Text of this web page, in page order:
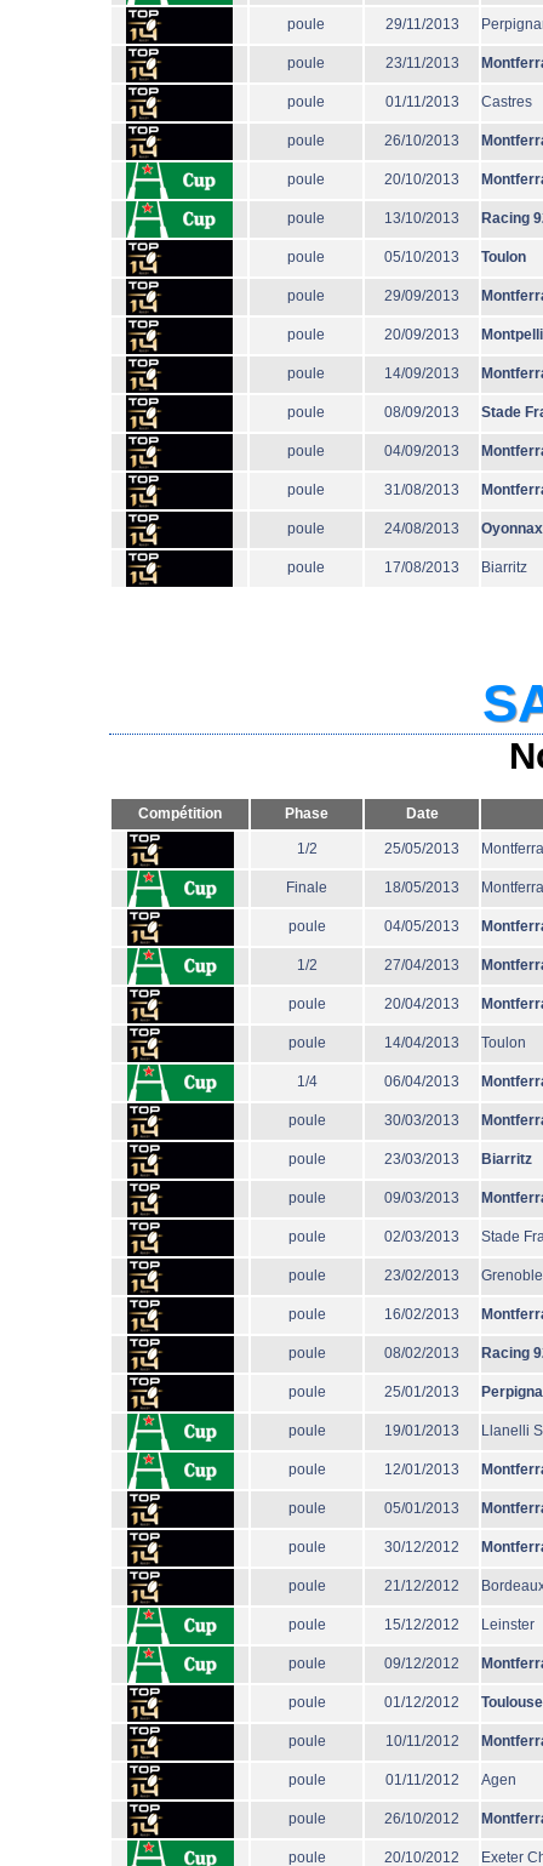
poule 29/11/2013
poule 23/11/2013
poule 01/11/2013 Castres
poule 26/10/2013
poule 20/10/2013
poule 13/10/2013 Racing
poule 05/10/2013 Toulon
poule 29/09/2013
poule 20/09/2013
poule 14/09/2013
poule 08/09/2013 Stade
poule 04/09/2013
poule 31/08/2013
poule 24/08/2013 Oyonnax
poule 17/08/2013 Biarritz
Compétition Phase Date
1/2 25/05/2013
Finale 18/05/2013
poule 04/05/2013
1/2 27/04/2013
poule 20/04/2013
poule 14/04/2013 Toulon
1/4 06/04/2013
poule 30/03/2013
poule 23/03/2013 Biarritz
poule 09/03/2013
poule 02/03/2013 Stade
poule 23/02/2013 Grenoble
poule 16/02/2013
poule 08/02/2013 Racing
poule 25/01/2013
poule 19/01/2013 Llanelli
poule 12/01/2013
poule 05/01/2013
poule 30/12/2012
poule 21/12/2012
poule 15/12/2012 Leinster
poule 09/12/2012
poule 01/12/2012 Toulouse
poule 10/11/2012
poule 01/11/2012 Agen
poule 26/10/2012
poule 20/10/2012 Exeter